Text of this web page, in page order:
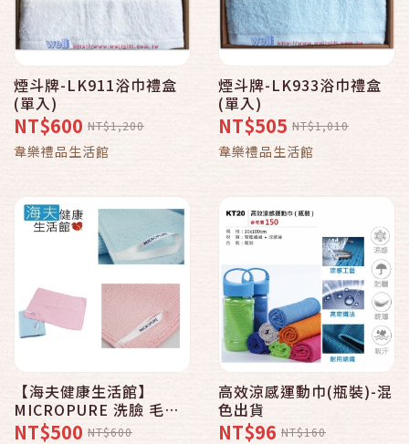
煙斗牌-LK911浴巾禮盒
(單入)
NT$600 NT$1,200
韋樂禮品生活館
煙斗牌-LK933浴巾禮盒
(單入)
NT$505 NT$1,010
韋樂禮品生活館
【海夫健康生活館】
MICROPURE 洗臉 毛巾
日本製 超細纖 (雙包裝)
NT$500 NT$600
高效涼感運動巾(瓶裝)-混
色出貨
NT$96 NT$160